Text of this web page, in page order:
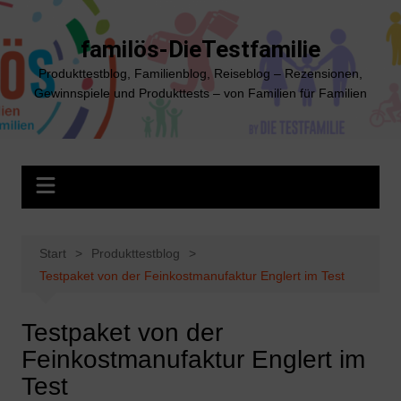
Zum
springen
familös-DieTestfamilie
Produkttestblog, Familienblog, Reiseblog – Rezensionen,
Gewinnspiele und Produkttests – von Familien für Familien
Start
Produkttestblog
Testpaket von der Feinkostmanufaktur Englert im Test
Testpaket von der
Feinkostmanufaktur Englert im
Test